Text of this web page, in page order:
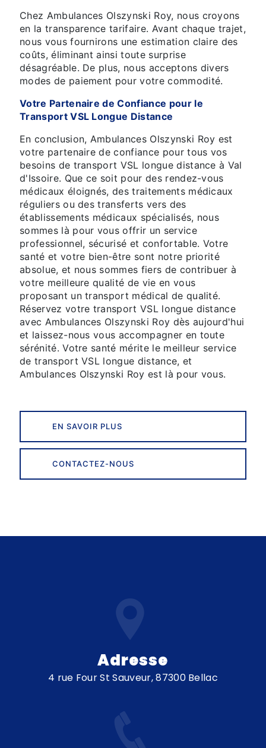
Chez Ambulances Olszynski Roy, nous croyons
en la transparence tarifaire. Avant chaque trajet,
nous vous fournirons une estimation claire des
coûts, éliminant ainsi toute surprise
désagréable. De plus, nous acceptons divers
modes de paiement pour votre commodité.
Votre Partenaire de Confiance pour le
Transport VSL Longue Distance
En conclusion, Ambulances Olszynski Roy est
votre partenaire de confiance pour tous vos
besoins de transport VSL longue distance à Val
d'Issoire. Que ce soit pour des rendez-vous
médicaux éloignés, des traitements médicaux
réguliers ou des transferts vers des
établissements médicaux spécialisés, nous
sommes là pour vous offrir un service
professionnel, sécurisé et confortable. Votre
santé et votre bien-être sont notre priorité
absolue, et nous sommes fiers de contribuer à
votre meilleure qualité de vie en vous
proposant un transport médical de qualité.
Réservez votre transport VSL longue distance
avec Ambulances Olszynski Roy dès aujourd'hui
et laissez-nous vous accompagner en toute
sérénité. Votre santé mérite le meilleur service
de transport VSL longue distance, et
Ambulances Olszynski Roy est là pour vous.
EN SAVOIR PLUS
CONTACTEZ-NOUS
Adresse
4 rue Four St Sauveur, 87300 Bellac